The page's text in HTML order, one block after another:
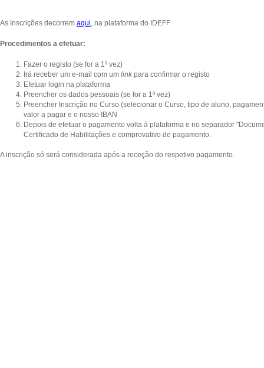
As Inscrições decorrem aqui , na plataforma do IDEFF
Procedimentos a efetuar:
Fazer o registo (se for a 1ª vez)
Irá receber um e-mail com um link para confirmar o registo
Efetuar login na plataforma
Preencher os dados pessoais (se for a 1ª vez)
Preencher Inscrição no Curso (selecionar o Curso, tipo de aluno,
valor a pagar e o nosso IBAN
Depois de efetuar o pagamento volta à plataforma e no separador
Certificado de Habilitações e comprovativo de pagamento.
A inscrição só será considerada após a receção do respetivo pagamento.